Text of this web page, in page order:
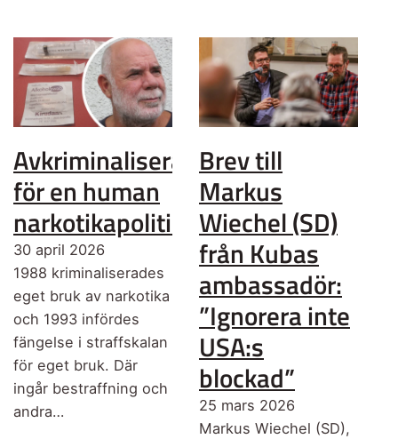
Avkriminalisera
för en human
narkotikapolitik
30 april 2026
1988 kriminaliserades
eget bruk av narkotika
och 1993 infördes
fängelse i straffskalan
för eget bruk. Där
ingår bestraffning och
andra…
Brev till
Markus
Wiechel (SD)
från Kubas
ambassadör:
”Ignorera inte
USA:s
blockad”
25 mars 2026
Markus Wiechel (SD),